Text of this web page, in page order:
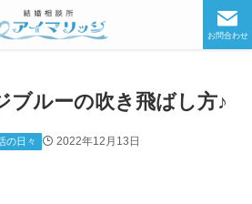
お問合わせ
ブルーの吹き飛ばし方♪
の日々 2022年12月13日